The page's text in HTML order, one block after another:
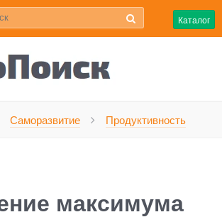
Каталог
Саморазвитие Продуктивность
максимума